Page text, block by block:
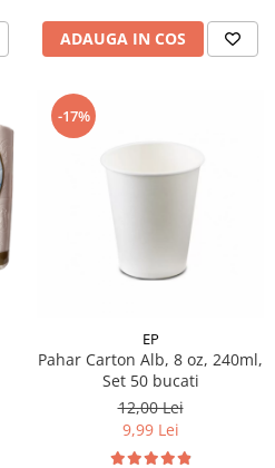
ADAUGA IN COS
-17%
EP
Pahar Carton Alb, 8 oz, 240ml,
Set 50 bucati
12,00 Lei
9,99 Lei